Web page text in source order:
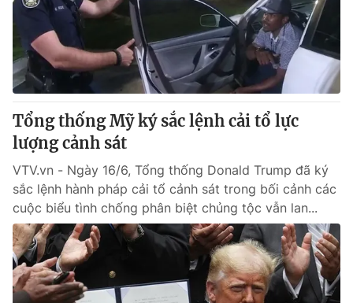
Giấy phép hoạt động báo in và báo điện tử số 483/GP-BTTTT
cấp ngày 29/12/2023
Tổng Biên tập:Vũ Thanh Thủy
Phó Tổng Biên tập:
Nguyễn Thị Mỹ Hạnh, Phạm Quốc Thắng,
Nguyễn Trọng Ninh
Tổng đài VTV:
024.38 355 931 - 024.38 355 932
Ðiện thoại Thời báo VTV:
024.66 897 897
Email:
toasoan@vtv.vn
Liên hệ quảng cáo:024-7300.7108
Tổng thống Mỹ ký sắc lệnh cải tổ lực
lượng cảnh sát
VTV.vn - Ngày 16/6, Tổng thống Donald Trump đã ký
sắc lệnh hành pháp cải tổ cảnh sát trong bối cảnh các
cuộc biểu tình chống phân biệt chủng tộc vẫn lan...